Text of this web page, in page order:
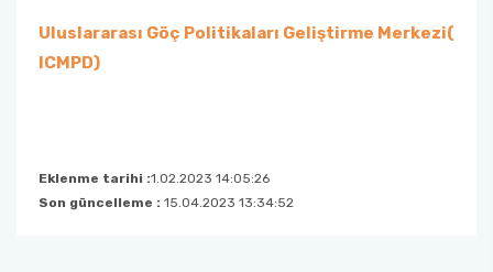
Uluslararası Göç Politikaları Geliştirme Merkezi(
ICMPD)
Eklenme tarihi :1.02.2023 14:05:26
Son güncelleme : 15.04.2023 13:34:52